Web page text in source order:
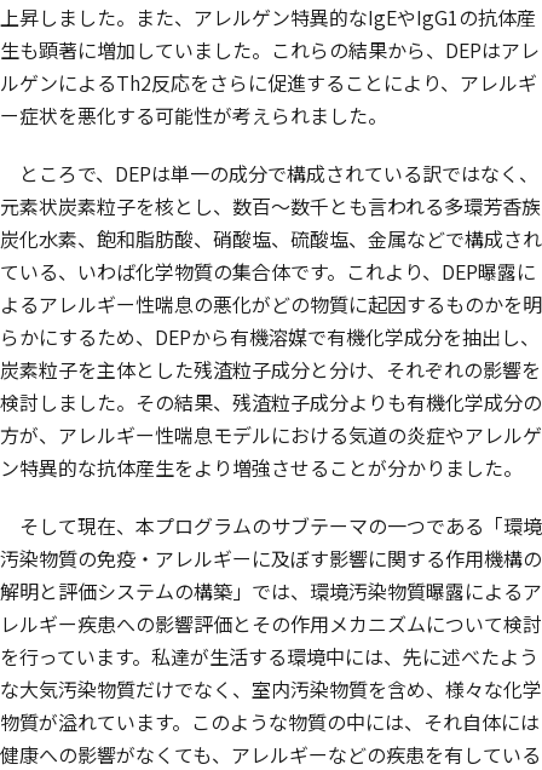
上昇しました。また、アレルゲン特異的なIgEやIgG1の抗体産
生も顕著に増加していました。これらの結果から、DEPはアレ
ルゲンによるTh2反応をさらに促進することにより、アレルギ
ー症状を悪化する可能性が考えられました。
ところで、DEPは単一の成分で構成されている訳ではなく、
元素状炭素粒子を核とし、数百～数千とも言われる多環芳香族
炭化水素、飽和脂肪酸、硝酸塩、硫酸塩、金属などで構成され
ている、いわば化学物質の集合体です。これより、DEP曝露に
よるアレルギー性喘息の悪化がどの物質に起因するものかを明
らかにするため、DEPから有機溶媒で有機化学成分を抽出し、
炭素粒子を主体とした残渣粒子成分と分け、それぞれの影響を
検討しました。その結果、残渣粒子成分よりも有機化学成分の
方が、アレルギー性喘息モデルにおける気道の炎症やアレルゲ
ン特異的な抗体産生をより増強させることが分かりました。
そして現在、本プログラムのサブテーマの一つである「環境
汚染物質の免疫・アレルギーに及ぼす影響に関する作用機構の
解明と評価システムの構築」では、環境汚染物質曝露によるア
レルギー疾患への影響評価とその作用メカニズムについて検討
を行っています。私達が生活する環境中には、先に述べたよう
な大気汚染物質だけでなく、室内汚染物質を含め、様々な化学
物質が溢れています。このような物質の中には、それ自体には
健康への影響がなくても、アレルギーなどの疾患を有している